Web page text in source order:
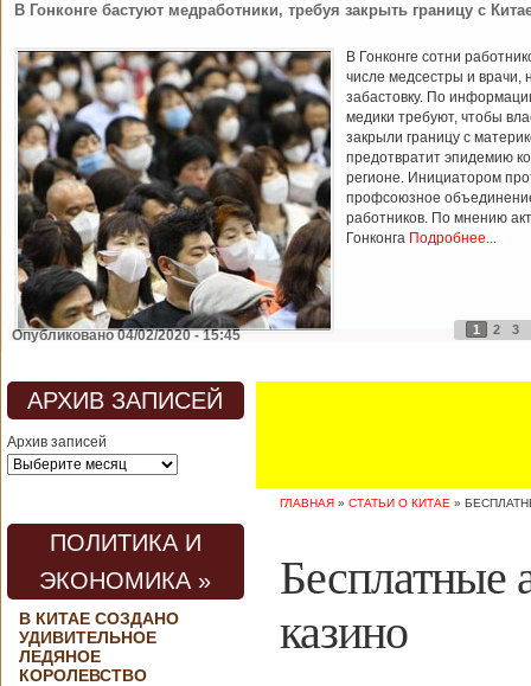
В Гонконге бастуют медработники, требуя закрыть границу с
В Гонконге сотни
числе медсестры и врачи,
забастовку. По
медики требуют, чтобы
закрыли границу с
предотвратит эпидемию
регионе. Инициатором
профсоюзное
работников. По мнению
Гонконга Подробнее...
Опубликовано 04/02/2020 - 15:45 1 2 3
АРХИВ ЗАПИСЕЙ
Архив записей
ПОЛИТИКА И
ЭКОНОМИКА »
В КИТАЕ СОЗДАНО
УДИВИТЕЛЬНОЕ
ЛЕДЯНОЕ
КОРОЛЕВСТВО
ГЛАВНАЯ » СТАТЬИ О КИТАЕ »
Бесплатные
казино